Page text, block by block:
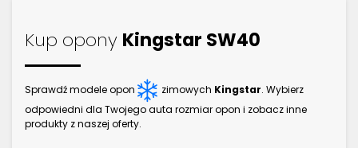
Kup opony Kingstar SW40
Sprawdź modele opon zimowych Kingstar. Wybierz
odpowiedni dla Twojego auta rozmiar opon i zobacz inne
produkty z naszej oferty.